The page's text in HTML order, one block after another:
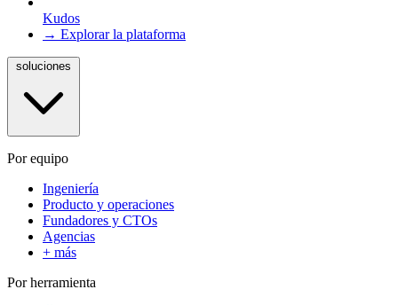
Kudos
→ Explorar la plataforma
Por equipo
Ingeniería
Producto y operaciones
Fundadores y CTOs
Agencias
+ más
Por herramienta